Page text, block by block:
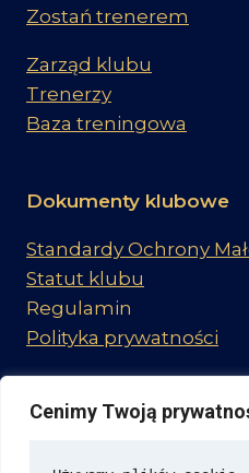
Cenimy Twoją
Zostań trenerem
Zarząd klubu
Trenerzy
Baza treningowa
Dokumenty klubowe
Standardy Ochrony
Statut klubu
Regulamin
Polityka prywatności
Dołącz do nas